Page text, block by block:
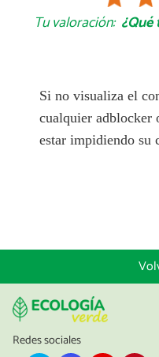
Tu valoración:
Si no visualiza el
cualquier adblocker
estar impidiendo su
Redes sociales